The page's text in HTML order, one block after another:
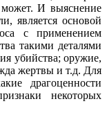
И выяснение
является основой
с применением
такими деталями
убийства; оружие,
жертвы и т.д. Для
драгоценности
некоторых